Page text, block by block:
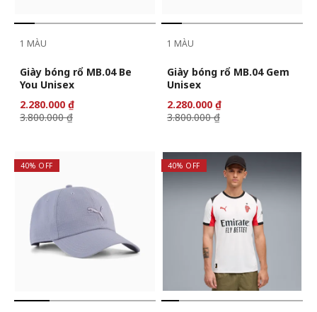
1 MÀU
Giày bóng rổ MB.04 Be
You Unisex
2.280.000 ₫
3.800.000 ₫
1 MÀU
Giày bóng rổ MB.04 Gem
Unisex
2.280.000 ₫
3.800.000 ₫
40% OFF 40% OFF